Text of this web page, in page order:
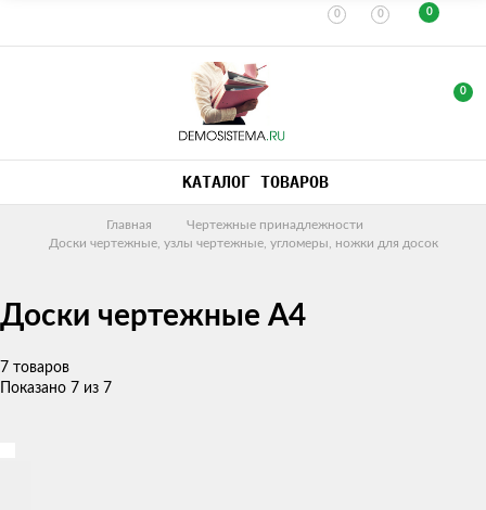
0 0 0
0
КАТАЛОГ ТОВАРОВ
Главная
Чертежные принадлежности
Доски чертежные, узлы чертежные, угломеры, ножки для досок
Доски чертежные А4
7 товаров
Показано 7 из 7